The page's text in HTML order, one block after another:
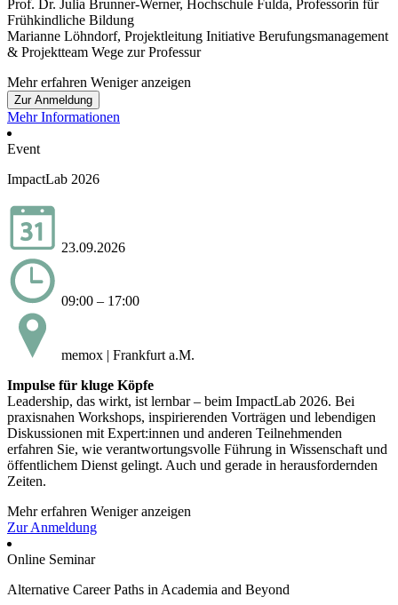
Prof. Dr. Julia Brunner-Werner, Hochschule Fulda, Professorin für
Frühkindliche Bildung
Marianne Löhndorf, Projektleitung Initiative Berufungsmanagement
& Projektteam Wege zur Professur
Mehr erfahren Weniger anzeigen
Zur Anmeldung
Mehr Informationen
Event
ImpactLab 2026
23.09.2026
09:00 – 17:00
memox | Frankfurt a.M.
Impulse für kluge Köpfe
Leadership, das wirkt, ist lernbar – beim ImpactLab 2026. Bei
praxisnahen Workshops, inspirierenden Vorträgen und lebendigen
Diskussionen mit Expert:innen und anderen Teilnehmenden
erfahren Sie, wie verantwortungsvolle Führung in Wissenschaft und
öffentlichem Dienst gelingt. Auch und gerade in herausfordernden
Zeiten.
Mehr erfahren Weniger anzeigen
Zur Anmeldung
Online Seminar
Alternative Career Paths in Academia and Beyond